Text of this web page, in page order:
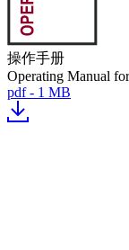
操作手册
Operating Manual
pdf - 1 MB